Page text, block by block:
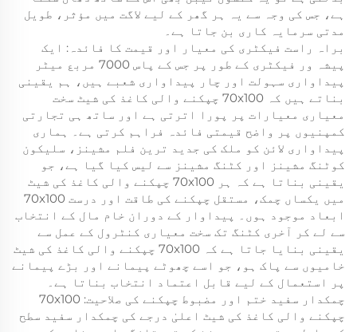
ہے، جس کی وجہ سے یہ ہر گھر کے لیے لاگت میں مؤثر، طویل
مدتی سرمایہ کاری بن جاتا ہے۔
براہ راست فیکٹری کی معیار اور قیمت کا فائدہ: ایک
پیشہ ور فیکٹری کے طور پر جس کے پاس 7000 مربع میٹر
پیداواری سہولت اور چار پیداواری شعبے ہیں، ہم یقینی
بناتے ہیں کہ 70x100 چپکنے والی کاغذ کی شیٹ سخت
معیاری معیارات پر پورا اترتی ہے اور ساتھ ہی تجارتی
کمپنیوں پر واضح قیمتی فائدہ فراہم کرتی ہے۔ ہماری
پیداواری لائن کو ملک کی جدید ترین فلم مشینز، سلیکون
کوٹنگ مشینز اور کٹنگ مشینز سے لیس کیا گیا ہے، جو
یقینی بناتا ہے کہ ہر 70x100 چپکنے والی کاغذ کی شیٹ
میں یکساں چمک، مستقل چپکنے کی طاقت اور درست 70x100
ابعاد موجود ہوں۔ پیداوار کے دوران خام مال کے انتخاب
سے لے کر آخری کٹنگ تک سخت معیاری کنٹرول کے عمل سے
یقینی بنایا جاتا ہے کہ 70x100 چپکنے والی کاغذ کی شیٹ
خامیوں سے پاک ہو، جو اسے چھوٹے پیمانے اور بڑے پیمانے
پر استعمال کے لیے قابل اعتماد انتخاب بناتا ہے۔
چمکدار سفید ختم اور مضبوط چپکنے کی صلاحیت: 70x100
چپکنے والی کاغذ کی شیٹ اعلیٰ درجے کی چمکدار سفید سطح